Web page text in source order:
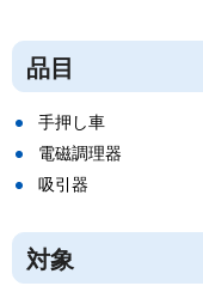
品目
手押し車
電磁調理器
吸引器
対象